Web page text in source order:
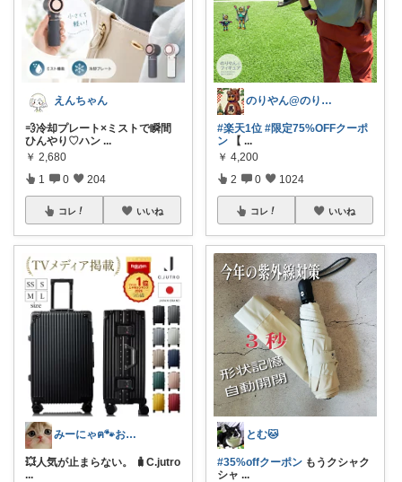
えんちゃん
💨冷却プレート×ミストで瞬間
ひんやり♡ハン ...
￥ 2,680
1 0 204
コレ いいね
みーにゃฅ🐾お役立ちになれれば😊
💥人気が止まらない。 🧳C.jutro
...
のりやん@のりやんフィギュアを探せ開催中
#楽天1位 #限定75%OFFクーポ
ン 【 ...
￥ 4,200
2 0 1024
コレ いいね
とむ🐱
#35%offクーポン もうクシャク
シャ ...